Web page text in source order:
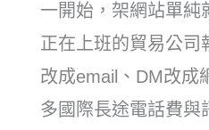
一開始，架網站單純
正在上班的貿易公司
改成email、DM改成
多國際長途電話費與